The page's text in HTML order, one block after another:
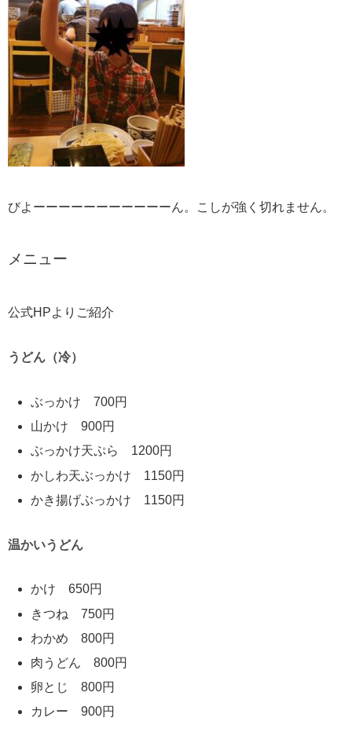
びよーーーーーーーーーーーん。こしが強く切れません。
メニュー
公式HPよりご紹介
うどん（冷）
ぶっかけ 700円
山かけ 900円
ぶっかけ天ぷら 1200円
かしわ天ぶっかけ 1150円
かき揚げぶっかけ 1150円
温かいうどん
かけ 650円
きつね 750円
わかめ 800円
肉うどん 800円
卵とじ 800円
カレー 900円